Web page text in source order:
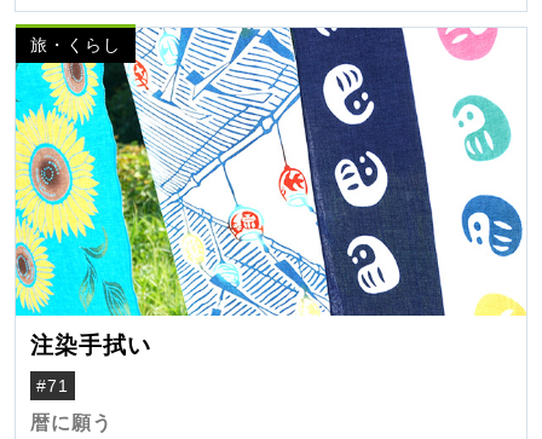
旅・くらし
注染手拭い
#71
暦に願う